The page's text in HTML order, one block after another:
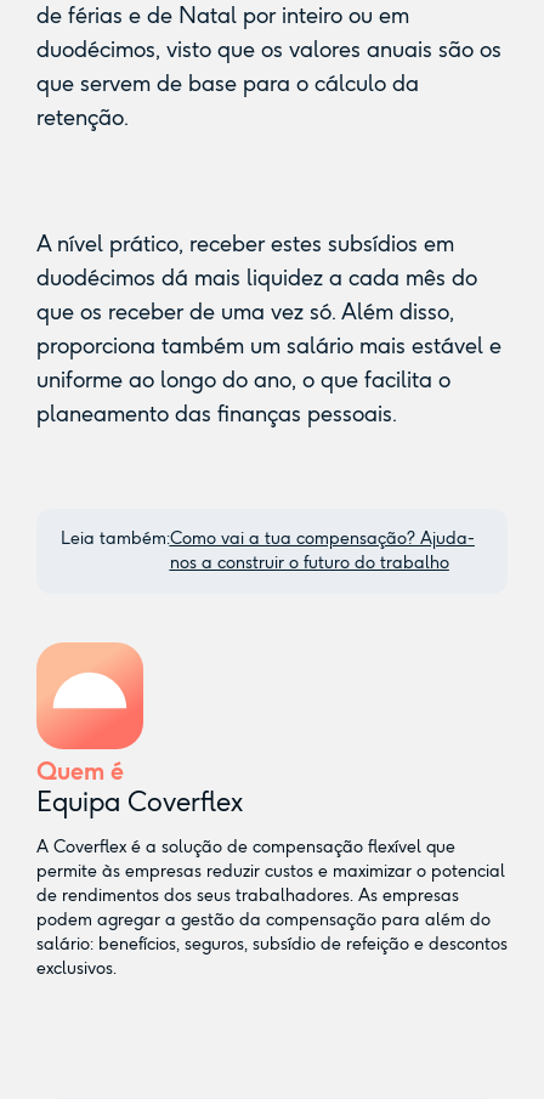
de férias e de Natal por inteiro ou em
duodécimos, visto que os valores anuais são os
que servem de base para o cálculo da
retenção.
A nível prático, receber estes subsídios em
duodécimos dá mais liquidez a cada mês do
que os receber de uma vez só. Além disso,
proporciona também um salário mais estável e
uniforme ao longo do ano, o que facilita o
planeamento das finanças pessoais.
Leia também:Como vai a tua compensação? Ajuda-
nos a construir o futuro do trabalho
Quem é
Equipa Coverflex
A Coverflex é a solução de compensação flexível que
permite às empresas reduzir custos e maximizar o potencial
de rendimentos dos seus trabalhadores. As empresas
podem agregar a gestão da compensação para além do
salário: benefícios, seguros, subsídio de refeição e descontos
exclusivos.